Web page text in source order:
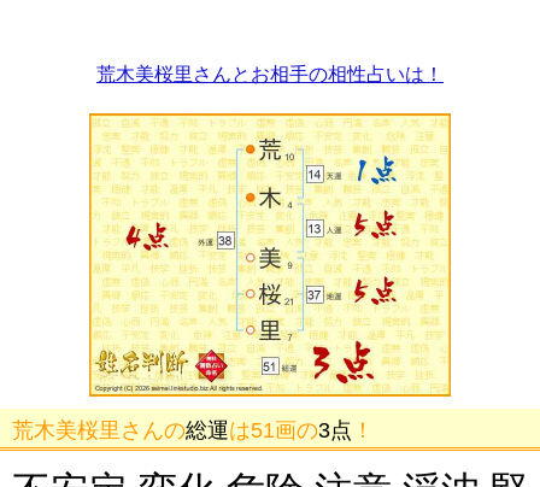
荒木美桜里さんとお相手の相性占いは！
荒木美桜里さんの総運は51画の3点 ！